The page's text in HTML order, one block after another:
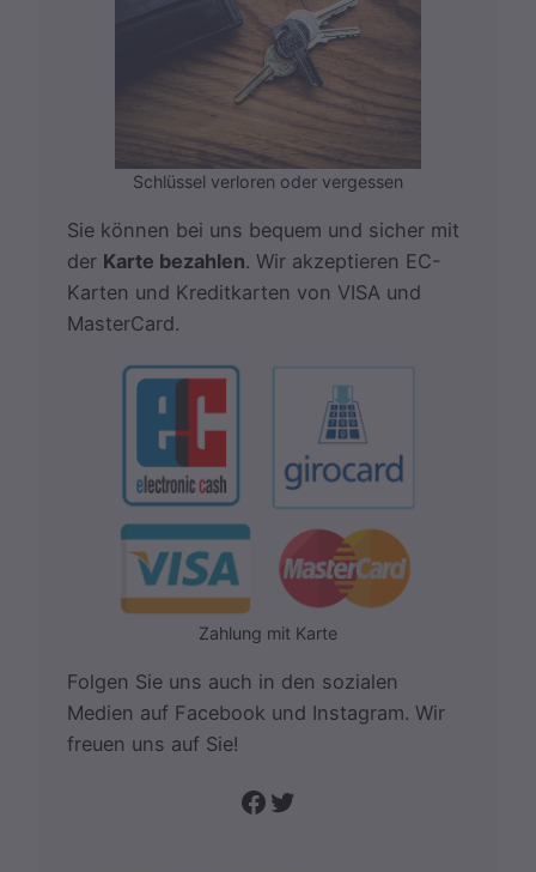
Schlüssel verloren oder vergessen
Sie können bei uns bequem und sicher mit
der Karte bezahlen. Wir akzeptieren EC-
Karten und Kreditkarten von VISA und
MasterCard.
Zahlung mit Karte
Folgen Sie uns auch in den sozialen
Medien auf Facebook und Instagram. Wir
freuen uns auf Sie!
Folge uns auf Facebook Twitter